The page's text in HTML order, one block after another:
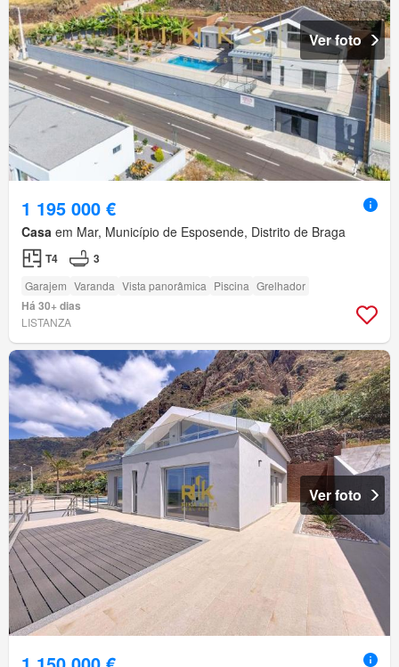
Ver foto
1 195 000 €
Casa em Mar, Município de Esposende, Distrito de Braga
T4 3
Garajem Varanda Vista panorâmica Piscina Grelhador
Há 30+ dias
LISTANZA
Ver foto